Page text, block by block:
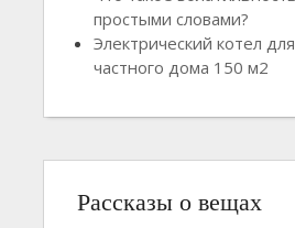
простыми словами?
Электрический котел
частного дома 150 м2
Рассказы о вещах